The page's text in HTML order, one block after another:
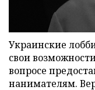
Украинские
свои
вопросе
нанимателям.